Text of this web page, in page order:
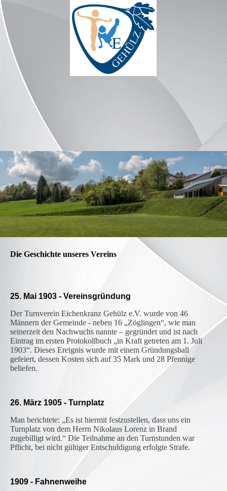
Die Geschichte unseres Vereins
25. Mai 1903 - Vereinsgründung
Der Turnverein Eichenkranz Gehülz e.V. wurde von 46
Männern der Gemeinde - neben 16 „Zöglingen“, wie man
seinerzeit den Nachwuchs nannte – gegründet und ist nach
Eintrag im ersten Protokollbuch „in Kraft getreten am 1. Juli
1903“. Dieses Ereignis wurde mit einem Gründungsball
gefeiert, dessen Kosten sich auf 35 Mark und 28 Pfennige
beliefen.
26. März 1905 - Turnplatz
Man berichtete: „Es ist hiermit festzustellen, dass uns ein
Turnplatz von dem Herrn Nikolaus Lorenz in Brand
zugebilligt wird.“ Die Teilnahme an den Turnstunden war
Pflicht, bei nicht gültiger Entschuldigung erfolgte Strafe.
1909 - Fahnenweihe